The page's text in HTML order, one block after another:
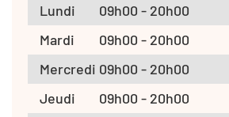
Lundi
09h00 - 20h00
Mardi
09h00 - 20h00
Mercredi 09h00 - 20h00
Jeudi
09h00 - 20h00